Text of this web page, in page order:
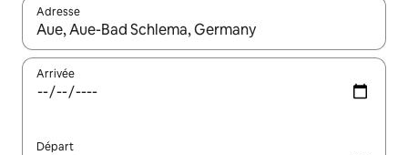
Adresse
Lorsque les résultats s'affichent, utilisez les flèches vers le
Arrivée
Départ